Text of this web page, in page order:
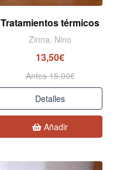
Tratamientos térmicos
Zinna, Nino
13,50€
Antes 15,00€
Detalles
Añadir